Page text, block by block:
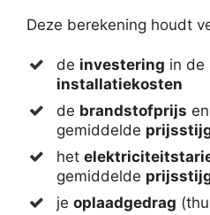
Deze berekening houdt
de investering in de
installatiekosten
de brandstofprijs
gemiddelde
het
gemiddelde
je oplaadgedrag